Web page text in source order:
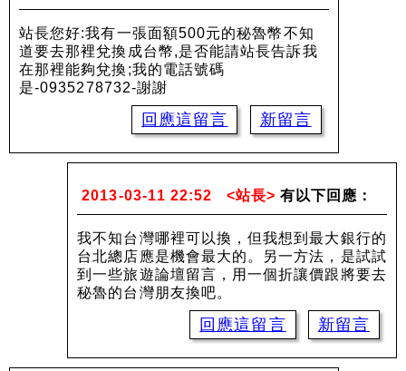
站長您好:我有一張面額500元的秘魯幣不知
道要去那裡兌換成台幣,是否能請站長告訴我
在那裡能夠兌換;我的電話號碼
是-0935278732-謝謝
回應這留言 新留言
2013-03-11 22:52 <站長> 有以下回應：
我不知台灣哪裡可以換，但我想到最大銀行的
台北總店應是機會最大的。另一方法，是試試
到一些旅遊論壇留言，用一個折讓價跟將要去
秘魯的台灣朋友換吧。
回應這留言 新留言